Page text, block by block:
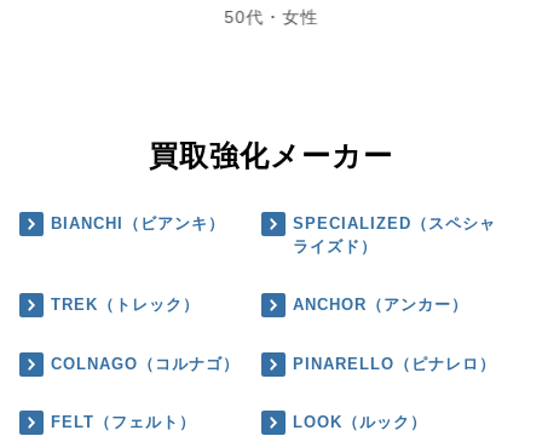
50代・女性
買取強化メーカー
BIANCHI（ビアンキ）
SPECIALIZED（スペシャ
ライズド）
TREK（トレック） ANCHOR（アンカー）
COLNAGO（コルナゴ） PINARELLO（ピナレロ）
FELT（フェルト） LOOK（ルック）